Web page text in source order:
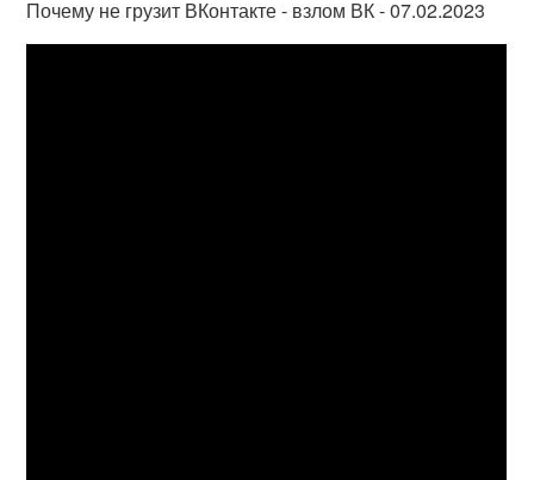
Почему не грузит ВКонтакте - взлом ВК - 07.02.2023